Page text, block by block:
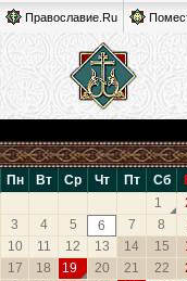
Православие.Ru
Пн Вт Ср Чт Пт Сб
1
3
4 5 6 7 8
10
11 12 13 14 15
17
18 19 20 21 22